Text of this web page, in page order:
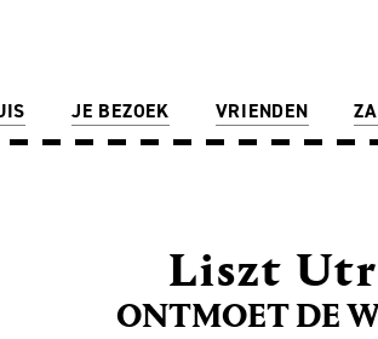
JE BEZOEK VRIENDEN
ONTMOET DE
Liszt